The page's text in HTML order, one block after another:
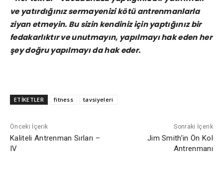
ve yatırdığınız sermayenizi kötü antrenmanlarla
ziyan etmeyin. Bu sizin kendiniz için yaptığınız bir
fedakarlıktır ve unutmayın, yapılmayı hak eden her
şey doğru yapılmayı da hak eder.
ETİKETLER fitness tavsiyeleri
Önceki İçerik
Kaliteli Antrenman Sırları –
IV
Sonraki İçerik
Jim Smith’in Ön Kol
Antrenmanı